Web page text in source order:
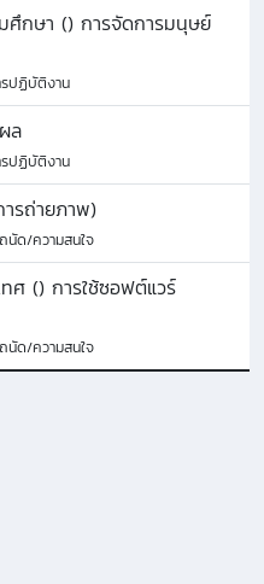
ศึกษา () การจัดการมนุษย์
ปฏิบัติงาน
ล
ปฏิบัติงาน
รถ่ายภาพ)
นัด/ความสนใจ
ทศ () การใช้ซอฟต์แวร์
นัด/ความสนใจ